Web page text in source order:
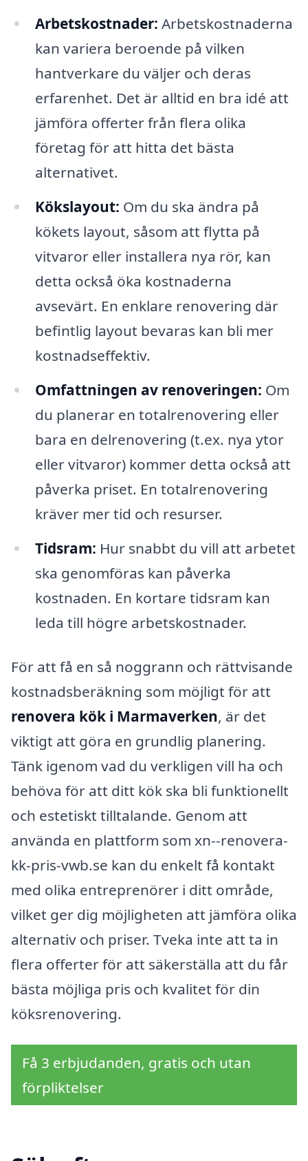
Arbetskostnader: Arbetskostnaderna
kan variera beroende på vilken
hantverkare du väljer och deras
erfarenhet. Det är alltid en bra idé att
jämföra offerter från flera olika
företag för att hitta det bästa
alternativet.
Kökslayout: Om du ska ändra på
kökets layout, såsom att flytta på
vitvaror eller installera nya rör, kan
detta också öka kostnaderna
avsevärt. En enklare renovering där
befintlig layout bevaras kan bli mer
kostnadseffektiv.
Omfattningen av renoveringen: Om
du planerar en totalrenovering eller
bara en delrenovering (t.ex. nya ytor
eller vitvaror) kommer detta också att
påverka priset. En totalrenovering
kräver mer tid och resurser.
Tidsram: Hur snabbt du vill att arbetet
ska genomföras kan påverka
kostnaden. En kortare tidsram kan
leda till högre arbetskostnader.
För att få en så noggrann och rättvisande
kostnadsberäkning som möjligt för att
renovera kök i Marmaverken, är det
viktigt att göra en grundlig planering.
Tänk igenom vad du verkligen vill ha och
behöva för att ditt kök ska bli funktionellt
och estetiskt tilltalande. Genom att
använda en plattform som xn--renovera-
kk-pris-vwb.se kan du enkelt få kontakt
med olika entreprenörer i ditt område,
vilket ger dig möjligheten att jämföra olika
alternativ och priser. Tveka inte att ta in
flera offerter för att säkerställa att du får
bästa möjliga pris och kvalitet för din
köksrenovering.
Få 3 erbjudanden, gratis och utan
förpliktelser